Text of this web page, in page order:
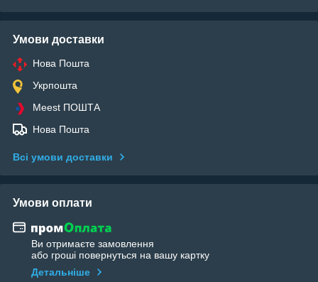
Умови доставки
Нова Пошта
Укрпошта
Meest ПОШТА
Нова Пошта
Всі умови доставки
Умови оплати
Ви отримаєте замовлення
або гроші повернуться на вашу картку
Детальніше